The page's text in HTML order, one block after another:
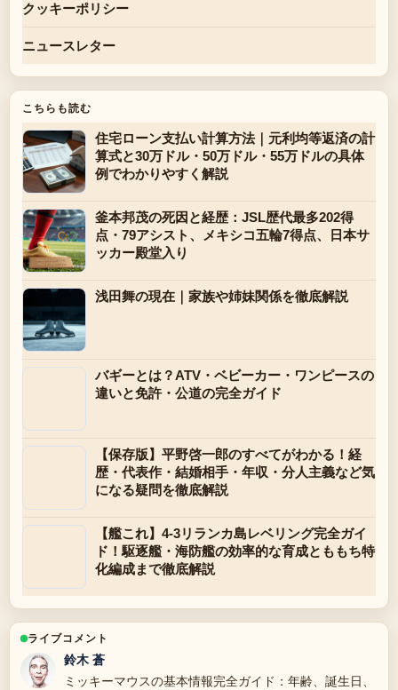
クッキーポリシー
ニュースレター
こちらも読む
住宅ローン支払い計算方法｜元利均等返済の計
算式と30万ドル・50万ドル・55万ドルの具体
例でわかりやすく解説
釜本邦茂の死因と経歴：JSL歴代最多202得
点・79アシスト、メキシコ五輪7得点、日本サ
ッカー殿堂入り
浅田舞の現在｜家族や姉妹関係を徹底解説
バギーとは？ATV・ベビーカー・ワンピースの
違いと免許・公道の完全ガイド
【保存版】平野啓一郎のすべてがわかる！経
歴・代表作・結婚相手・年収・分人主義など気
になる疑問を徹底解説
【艦これ】4-3リランカ島レベリング完全ガイ
ド！駆逐艦・海防艦の効率的な育成とももち特
化編成まで徹底解説
ライブコメント
鈴木 蒼
ミッキーマウスの基本情報完全ガイド：年齢、誕生日、